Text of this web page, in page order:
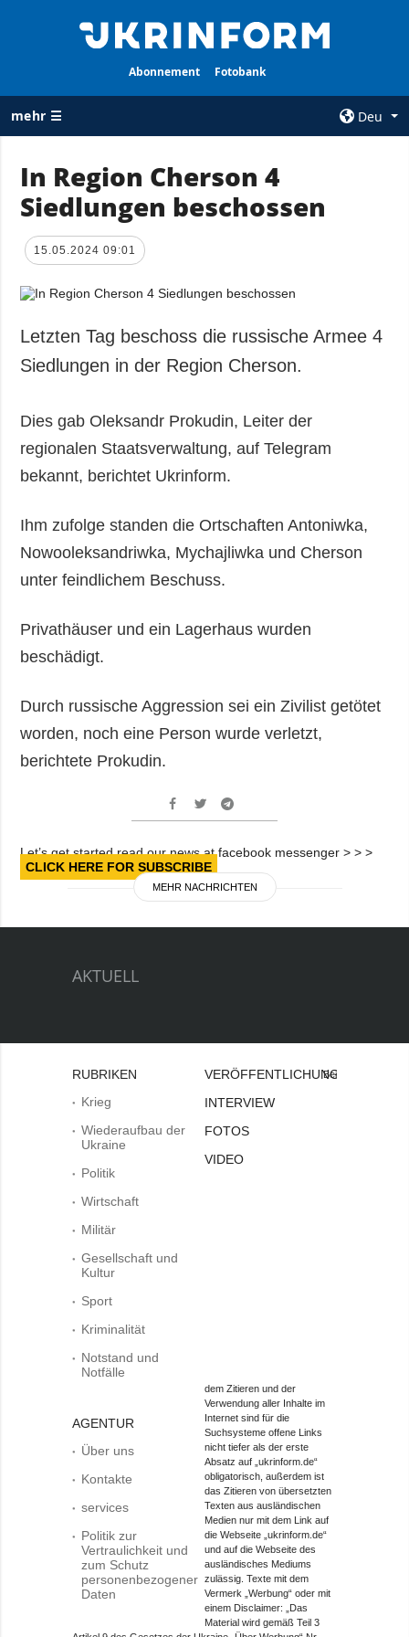
Abonnement Fotobank
mehr ☰
Deu
ALLE
RUBRIKEN
Krieg
der Ukraine
Politik
Wirtschaft
Gesellschaft und
Kultur
Sport
Notstand und
Notfälle
AGENTUR
services
Vertraulichkeit
und zum Schutz
ZUSÄTZLICH
Video
In Region Cherson 4
Siedlungen beschossen
15.05.2024 09:01
Letzten Tag beschoss die russische Armee 4
Siedlungen in der Region Cherson.
Dies gab Oleksandr Prokudin, Leiter der
regionalen Staatsverwaltung, auf Telegram
bekannt, berichtet Ukrinform.
Ihm zufolge standen die Ortschaften Antoniwka,
Nowooleksandriwka, Mychajliwka und Cherson
unter feindlichem Beschuss.
Privathäuser und ein Lagerhaus wurden
beschädigt.
Durch russische Aggression sei ein Zivilist getötet
worden, noch eine Person wurde verletzt,
berichtete Prokudin.
Let’s get started read our news at facebook messenger > > >
CLICK HERE FOR SUBSCRIBE
MEHR NACHRICHTEN
AKTUELL
RUBRIKEN
Krieg
Wiederaufbau der
Ukraine
Politik
Wirtschaft
Militär
Gesellschaft und
Kultur
Sport
Kriminalität
Notstand und
Notfälle
AGENTUR
Über uns
Kontakte
services
Politik zur
Vertraulichkeit und
zum Schutz
personenbezogener
Daten
VERÖFFENTLICHUNGEN
INTERVIEW
FOTOS
VIDEO
Bei
dem Zitieren und der
Verwendung aller Inhalte im
Internet sind für die
Suchsysteme offene Links
nicht tiefer als der erste
Absatz auf „ukrinform.de“
obligatorisch, außerdem ist
das Zitieren von übersetzten
Texten aus ausländischen
Medien nur mit dem Link auf
die Webseite „ukrinform.de“
und auf die Webseite des
ausländisches Mediums
zulässig. Texte mit dem
Vermerk „Werbung“ oder mit
einem Disclaimer: „Das
Material wird gemäß Teil 3